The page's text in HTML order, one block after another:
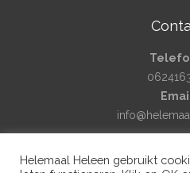
Helemaal Heleen gebruikt